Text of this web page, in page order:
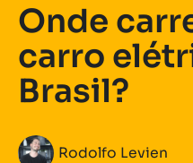
Onde
carro
Brasil?
Rodolfo Levien